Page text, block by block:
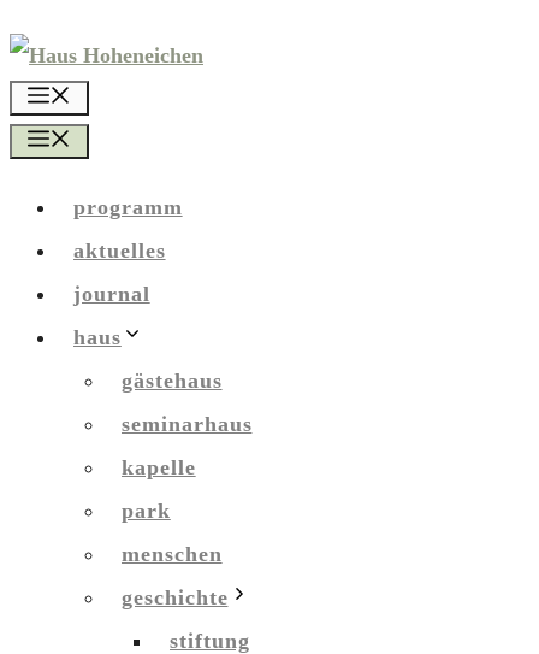
Zum
springen
programm
aktuelles
journal
haus
gästehaus
seminarhaus
kapelle
park
menschen
geschichte
stiftung